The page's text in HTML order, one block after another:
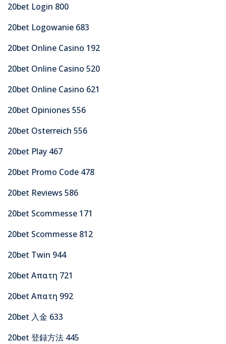
20bet Login 800
20bet Logowanie 683
20bet Online Casino 192
20bet Online Casino 520
20bet Online Casino 621
20bet Opiniones 556
20bet Osterreich 556
20bet Play 467
20bet Promo Code 478
20bet Reviews 586
20bet Scommesse 171
20bet Scommesse 812
20bet Twin 944
20bet Απατη 721
20bet Απατη 992
20bet 入金 633
20bet 登録方法 445